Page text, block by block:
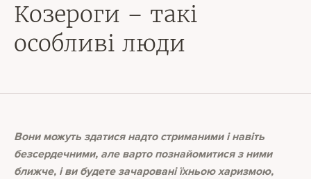
Козероги – такі
особливі люди
Вони можуть здатися надто стриманими і навіть
безсердечними, але варто познайомитися з ними
ближче, і ви будете зачаровані їхньою харизмою,